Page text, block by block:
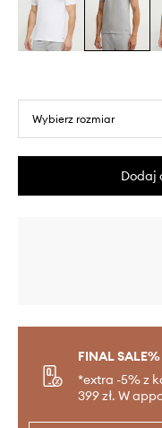
Wybierz rozmiar
Dodaj
FINAL SALE%
*extra -5% z
399 zł. W